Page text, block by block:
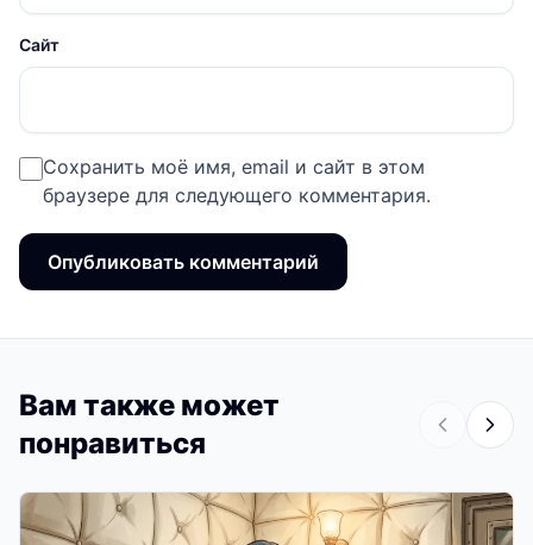
Сайт
Сохранить моё имя, email и сайт в этом
браузере для следующего комментария.
Вам также может
понравиться